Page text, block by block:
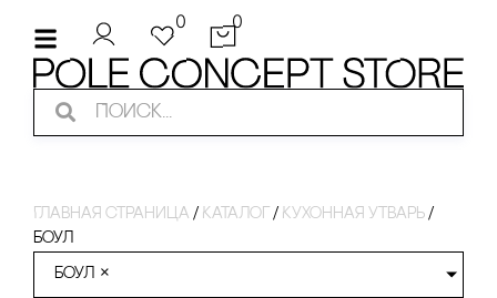
0 0
Главная страница / Каталог / Кухонная утварь /
боул
боул ×